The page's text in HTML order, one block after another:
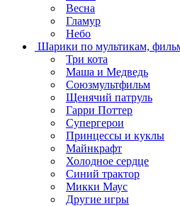
Весна
Гламур
Небо
Шарики по мультикам,
Три кота
Маша и Медведь
Союзмультфильм
Щенячий патруль
Гарри Поттер
Супергерои
Принцессы и куклы
Майнкрафт
Холодное сердце
Синий трактор
Микки Маус
Другие игры